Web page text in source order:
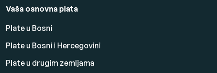
Vaša osnovna plata
Plate u Bosni
Plate u Bosni i Hercegovini
Plate u drugim zemljama